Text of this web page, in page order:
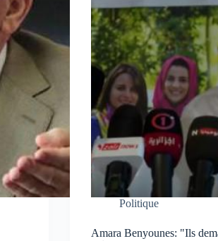
Politique
Amara Benyounes: "Ils